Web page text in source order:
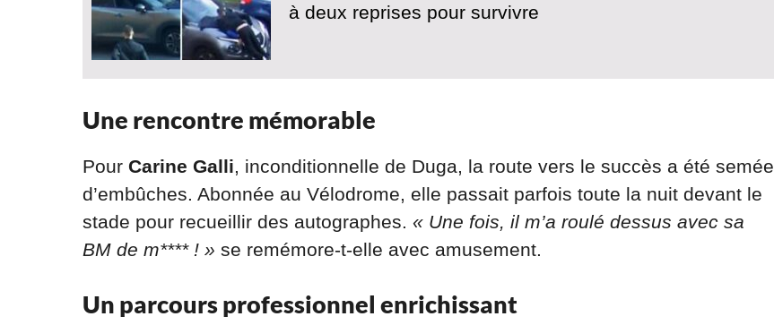
à deux reprises pour survivre
Une rencontre mémorable
Pour Carine Galli , inconditionnelle de Duga, la route vers le succès a été semée
d’embûches. Abonnée au Vélodrome, elle passait parfois toute la nuit devant le
stade pour recueillir des autographes. « Une fois, il m’a roulé dessus avec sa
BM de m**** ! » se remémore-t-elle avec amusement.
Un parcours professionnel enrichissant